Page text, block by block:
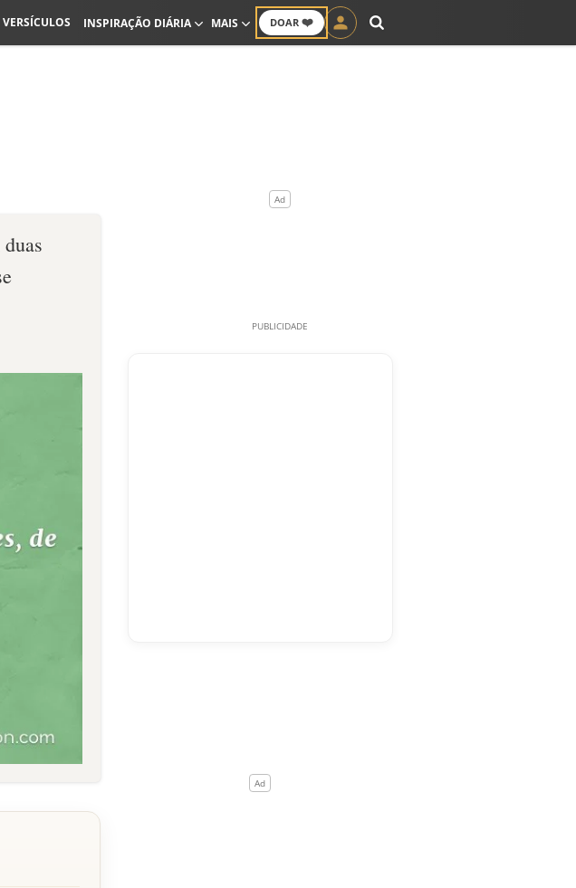
DOAR ❤️
VERSÍCULOS INSPIRAÇÃO DIÁRIA MAIS